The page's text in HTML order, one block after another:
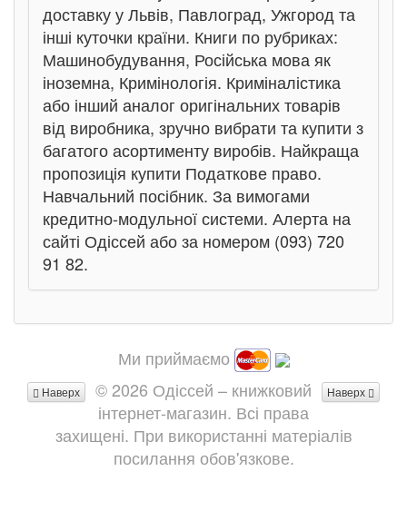
доставку у Львів, Павлоград, Ужгород та
інші куточки країни. Книги по рубриках:
Машинобудування, Російська мова як
іноземна, Кримінологія. Криміналістика
або інший аналог оригінальних товарів
від виробника, зручно вибрати та купити з
багатого асортименту виробів. Найкраща
пропозиція купити Податкове право.
Навчальний посібник. За вимогами
кредитно-модульної системи. Алерта на
сайті Одіссей або за номером (093) 720
91 82.
Ми приймаємо
Наверх
Наверх
© 2026 Одіссей – книжковий
інтернет-магазин. Всі права
захищені. При використанні матеріалів
посилання обов'язкове.